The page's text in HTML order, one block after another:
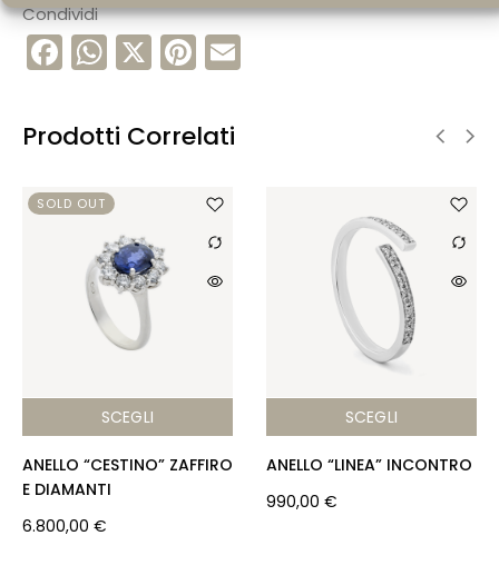
Condividi
F
a
c
e
b
o
W
h
a
ts
A
p
p
X Pi
nt
er
e
st
Prodotti Correlati
SOLD OUT
SCEGLI
ANELLO “CESTINO” ZAFFIRO
E DIAMANTI
6.800,00 €
SCEGLI
ANELLO “LINEA” INCONTRO
990,00 €